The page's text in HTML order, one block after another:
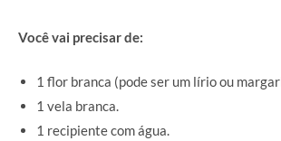
Você vai precisar de:
1 flor branca (pode ser um lírio ou
1 vela branca.
1 recipiente com água.